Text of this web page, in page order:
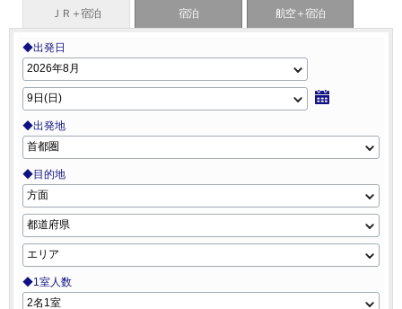
ＪＲ＋宿泊 宿泊 航空＋宿泊
◆出発日
◆出発地
◆目的地
◆1室人数